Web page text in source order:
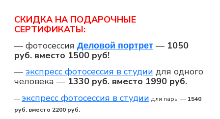
СКИДКА НА ПОДАРОЧНЫЕ
СЕРТИФИКАТЫ:
— фотосессия Деловой портрет — 1050
руб. вместо 1500 руб!
— экспресс фотосессия в студии для одного
человека — 1330 руб. вместо 1990 руб.
—экспресс фотосессия в студии для пары —1540
руб. вместо 2200 руб.